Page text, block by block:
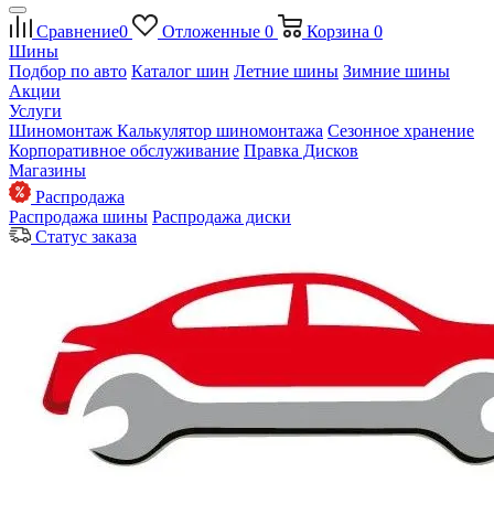
Сравнение0 Отложенные 0 Корзина 0
Шины
Подбор по авто Каталог шин Летние шины Зимние шины
Акции
Услуги
Шиномонтаж Калькулятор шиномонтажа Сезонное хранение
Корпоративное обслуживание Правка Дисков
Магазины
Распродажа
Распродажа шины Распродажа диски
Статус заказа